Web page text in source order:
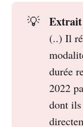
💡
(..) Il
durée
2022
dont